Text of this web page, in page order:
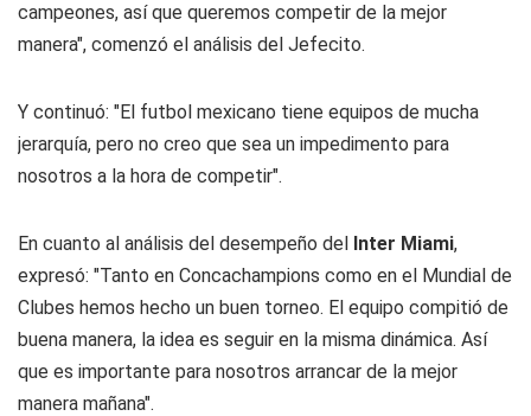
campeones, así que queremos competir de la mejor
manera", comenzó el análisis del Jefecito.
Y continuó: "El futbol mexicano tiene equipos de mucha
jerarquía, pero no creo que sea un impedimento para
nosotros a la hora de competir".
En cuanto al análisis del desempeño del Inter Miami,
expresó: "Tanto en Concachampions como en el Mundial de
Clubes hemos hecho un buen torneo. El equipo compitió de
buena manera, la idea es seguir en la misma dinámica. Así
que es importante para nosotros arrancar de la mejor
manera mañana".